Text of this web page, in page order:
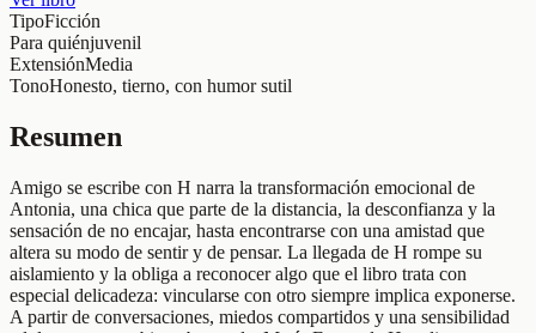
TipoFicción
Para quiénjuvenil
ExtensiónMedia
TonoHonesto, tierno, con humor sutil
Resumen
Amigo se escribe con H narra la transformación emocional de
Antonia, una chica que parte de la distancia, la desconfianza y la
sensación de no encajar, hasta encontrarse con una amistad que
altera su modo de sentir y de pensar. La llegada de H rompe su
aislamiento y la obliga a reconocer algo que el libro trata con
especial delicadeza: vincularse con otro siempre implica exponerse.
A partir de conversaciones, miedos compartidos y una sensibilidad